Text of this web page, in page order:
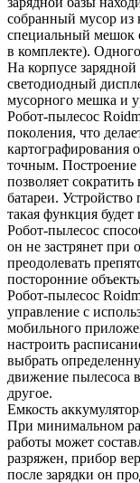
собранный мусор из
специальный мешок
в комплекте).
На корпусе
светодиодный
мусорного мешка и
Робот-пылесос
поколения, что
картографирования
точным. Построение
позволяет
батареи.
такая функция
Робот-пылесос
он не застрянет при
преодолевать
посторонние
Робот-пылесос
управление с
мобильного
настроить
выбрать
движение пылесоса
другое.
Емкость
При минимальном
работы может
разряжен, прибор
после зарядки он